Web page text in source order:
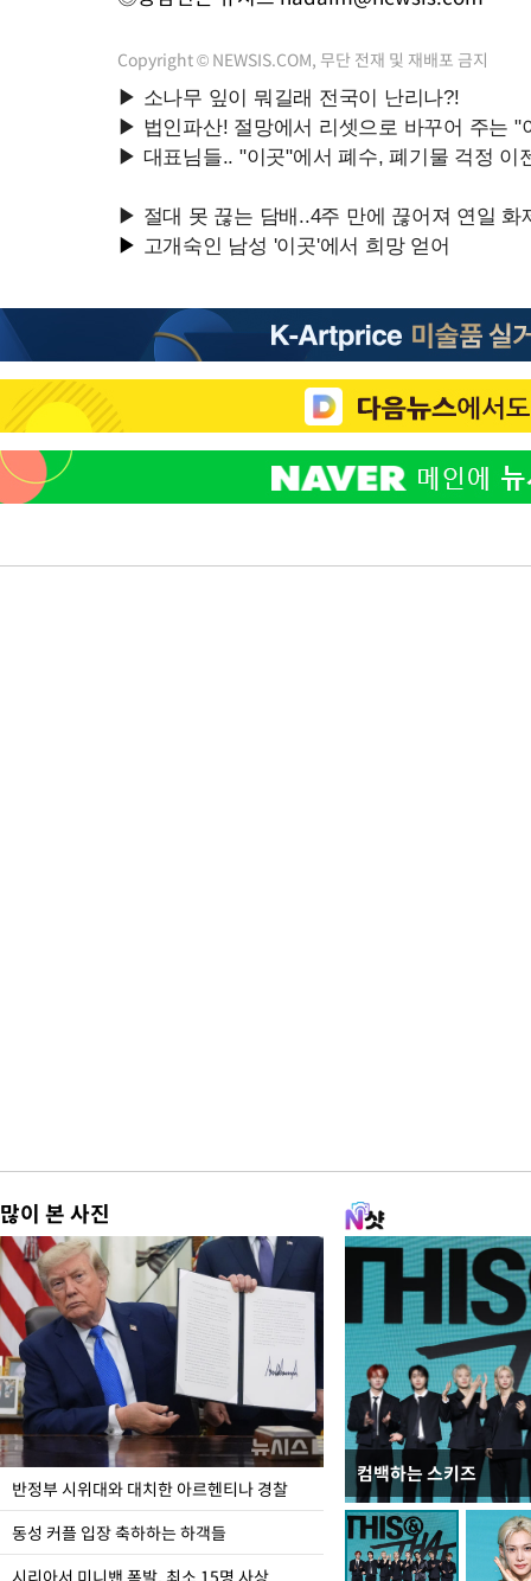
Copyright © NEWSIS.COM, 무단 전재 및 재배포 금지
많이 본 사진
반정부 시위대와 대치한 아르헨티나 경찰
동성 커플 입장 축하하는 하객들
시리아서 미니밴 폭발, 최소 15명 사상
컴백하는 스키즈
입추 코앞인데 전국엔